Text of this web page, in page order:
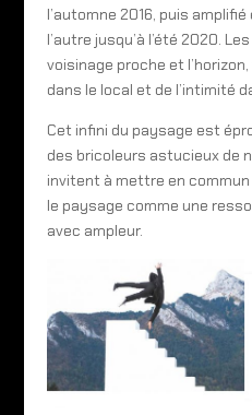
l’automne 2016, puis
l’autre jusqu’à l’été 2020.
voisinage proche et
dans le local et de l’intimité
Cet infini du paysage est
des bricoleurs astucieux de
invitent à mettre en commun
le paysage comme une
avec ampleur.